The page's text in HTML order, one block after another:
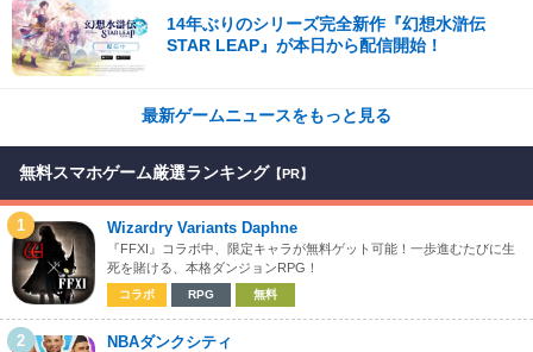
14年ぶりのシリーズ完全新作『幻想水滸伝
STAR LEAP』が本日から配信開始！
最新ゲームニュースをもっと見る
無料スマホゲーム厳選ランキング 【PR】
1 Wizardry Variants Daphne
『FFXI』コラボ中、限定キャラが無料ゲット可能！一歩進むたびに生
死を賭ける、本格ダンジョンRPG！
コラボ RPG 無料
2 NBAダンクシティ